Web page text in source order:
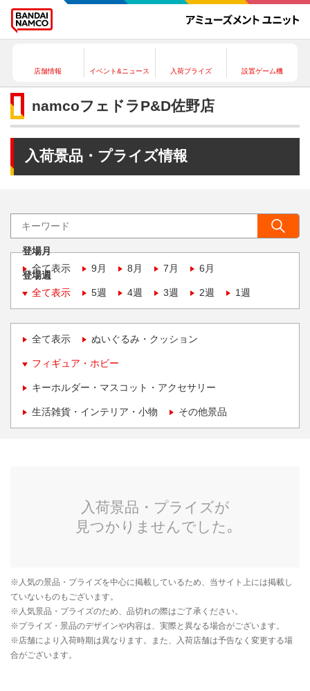
店舗情報 イベント&ニュース 入荷プライズ 設置ゲーム機
namcoフェドラP&D佐野店
入荷景品・プライズ情報
登場月
全て表示
9月 8月 7月 6月
登場週
全て表示
5週 4週 3週 2週 1週
全て表示 ぬいぐるみ・クッション
フィギュア・ホビー
キーホルダー・マスコット・アクセサリー
生活雑貨・インテリア・小物 その他景品